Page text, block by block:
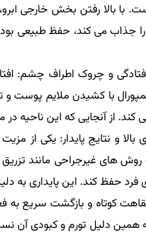
با بالا رفتن بخش خارجی
جذاب می کند، حفظ طبیعی
و چروک اطراف چشم:
با کشیدن ملایم پوست
کند. از آنجایی که این ناحیه
بالا و نتایج پایدار: یکی از
روش های غیرجراحی مانند
فرد حفظ کند. این پایداری به
کوتاه و بازگشت سریع
همین دلیل تورم و کبودی آن